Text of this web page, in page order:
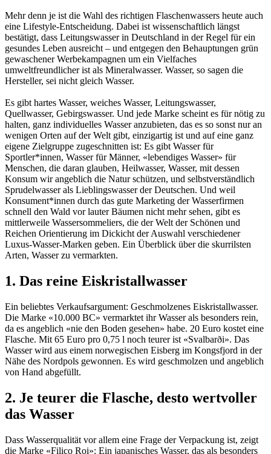
Mehr denn je ist die Wahl des richtigen Flaschenwassers heute auch
eine Lifestyle-Entscheidung. Dabei ist wissenschaftlich längst
bestätigt, dass Leitungswasser in Deutschland in der Regel für ein
gesundes Leben ausreicht – und entgegen den Behauptungen grün
gewaschener Werbekampagnen um ein Vielfaches
umweltfreundlicher ist als Mineralwasser. Wasser, so sagen die
Hersteller, sei nicht gleich Wasser.
Es gibt hartes Wasser, weiches Wasser, Leitungswasser,
Quellwasser, Gebirgswasser. Und jede Marke scheint es für nötig zu
halten, ganz individuelles Wasser anzubieten, das es so sonst nur an
wenigen Orten auf der Welt gibt, einzigartig ist und auf eine ganz
eigene Zielgruppe zugeschnitten ist: Es gibt Wasser für
Sportler*innen, Wasser für Männer, «lebendiges Wasser» für
Menschen, die daran glauben, Heilwasser, Wasser, mit dessen
Konsum wir angeblich die Natur schützen, und selbstverständlich
Sprudelwasser als Lieblingswasser der Deutschen. Und weil
Konsument*innen durch das gute Marketing der Wasserfirmen
schnell den Wald vor lauter Bäumen nicht mehr sehen, gibt es
mittlerweile Wassersommeliers, die der Welt der Schönen und
Reichen Orientierung im Dickicht der Auswahl verschiedener
Luxus-Wasser-Marken geben. Ein Überblick über die skurrilsten
Arten, Wasser zu vermarkten.
1. Das reine Eiskristallwasser
Ein beliebtes Verkaufsargument: Geschmolzenes Eiskristallwasser.
Die Marke «10.000 BC» vermarktet ihr Wasser als besonders rein,
da es angeblich «nie den Boden gesehen» habe. 20 Euro kostet eine
Flasche. Mit 65 Euro pro 0,75 l noch teurer ist «Svalbarði». Das
Wasser wird aus einem norwegischen Eisberg im Kongsfjord in der
Nähe des Nordpols gewonnen. Es wird geschmolzen und angeblich
von Hand abgefüllt.
2. Je teurer die Flasche, desto wertvoller
das Wasser
Dass Wasserqualität vor allem eine Frage der Verpackung ist, zeigt
die Marke «Filico Roi»: Ein japanisches Wasser, das als besonders